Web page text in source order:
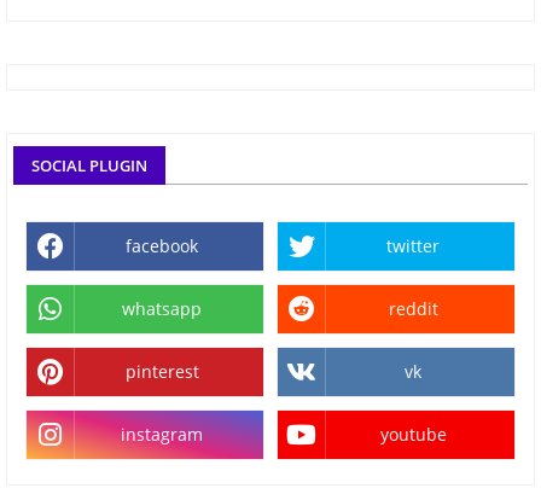
SOCIAL PLUGIN
facebook twitter
whatsapp reddit
pinterest vk
instagram youtube